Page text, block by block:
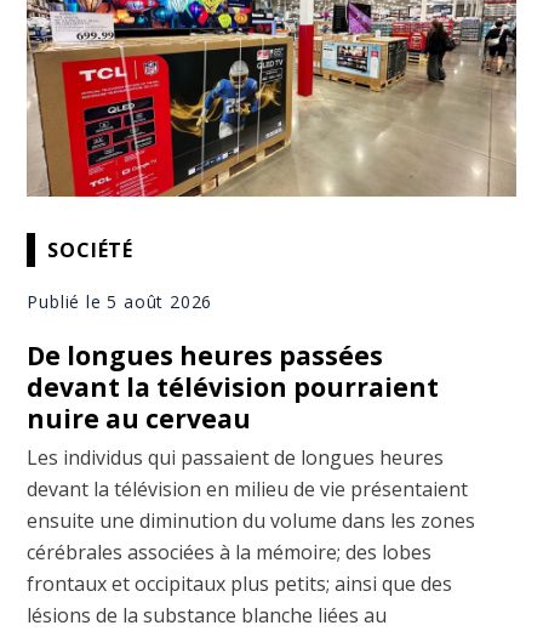
SOCIÉTÉ
Publié le 5 août 2026
De longues heures passées
devant la télévision pourraient
nuire au cerveau
Les individus qui passaient de longues heures
devant la télévision en milieu de vie présentaient
ensuite une diminution du volume dans les zones
cérébrales associées à la mémoire; des lobes
frontaux et occipitaux plus petits; ainsi que des
lésions de la substance blanche liées au